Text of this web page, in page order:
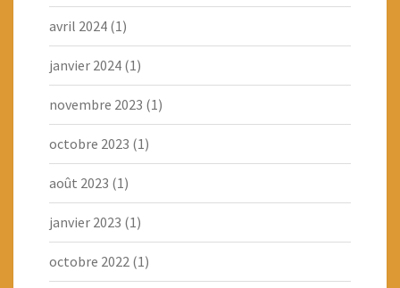
avril 2024 (1)
janvier 2024 (1)
novembre 2023 (1)
octobre 2023 (1)
août 2023 (1)
janvier 2023 (1)
octobre 2022 (1)